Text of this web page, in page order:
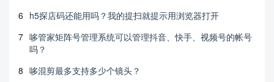
6 h5探店码还能用吗？我的提扫就提示用浏览器打开
7 哆管家矩阵号管理系统可以管理抖音、快手、视频号的帐号
吗？
8 哆混剪最多支持多少个镜头？